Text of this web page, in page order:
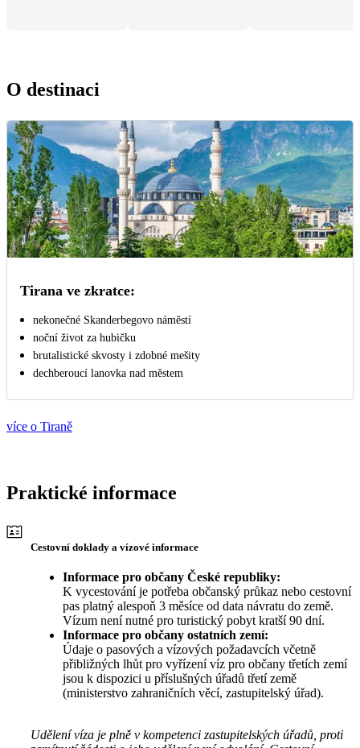
O destinaci
Tirana ve zkratce:
nekonečné Skanderbegovo náměstí
noční život za hubičku
brutalistické skvosty i zdobné mešity
dechberoucí lanovka nad městem
více o Tiraně
Praktické informace
Cestovní doklady a vízové informace
Informace pro občany České republiky:
K vycestování je potřeba občanský průkaz nebo cestovní
pas platný alespoň 3 měsíce od data návratu do země.
Vízum není nutné pro turistický pobyt kratší 90 dní.
Informace pro občany ostatních zemí:
Údaje o pasových a vízových požadavcích včetně
přibližných lhůt pro vyřízení víz pro občany třetích zemí
jsou k dispozici u příslušných úřadů třetí země
(ministerstvo zahraničních věcí, zastupitelský úřad).
Udělení víza je plně v kompetenci zastupitelských úřadů, proti